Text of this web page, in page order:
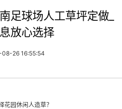
足球场人工草坪定做_
放心选择
26 16:55:54
花园休闲人造草？